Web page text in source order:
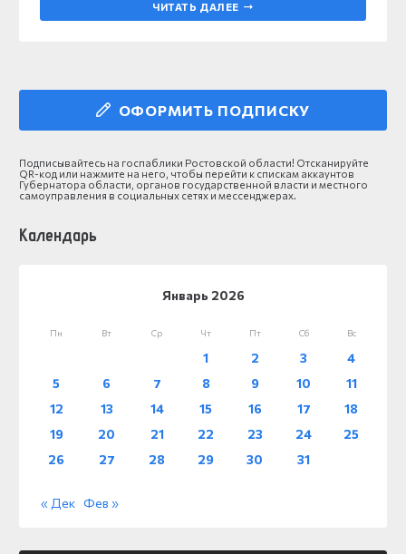
ЧИТАТЬ ДАЛЕЕ
ОФОРМИТЬ ПОДПИСКУ
Подписывайтесь на госпаблики Ростовской области! Отсканируйте
QR-код или нажмите на него, чтобы перейти к спискам аккаунтов
Губернатора области, органов государственной власти и местного
самоуправления в социальных сетях и мессенджерах.
Календарь
Январь 2026
Пн Вт Ср Чт Пт Сб Вс
1 2 3
4
5
6 7 8 9 10
11
12
13 14 15 16 17
18
19
20 21 22 23 24
25
26
27 28 29 30 31
« Дек Фев »